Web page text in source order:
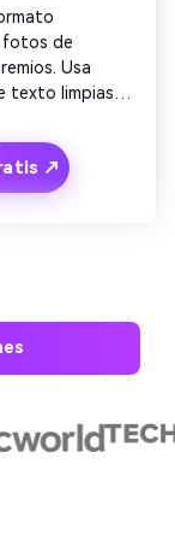
fotos de
Usa
texto limpias y
↗